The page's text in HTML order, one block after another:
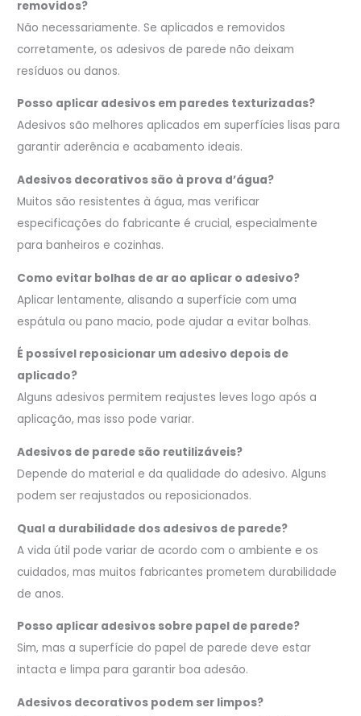
removidos?
Não necessariamente. Se aplicados e removidos
corretamente, os adesivos de parede não deixam
resíduos ou danos.
Posso aplicar adesivos em paredes texturizadas?
Adesivos são melhores aplicados em superfícies lisas para
garantir aderência e acabamento ideais.
Adesivos decorativos são à prova d’água?
Muitos são resistentes à água, mas verificar
especificações do fabricante é crucial, especialmente
para banheiros e cozinhas.
Como evitar bolhas de ar ao aplicar o adesivo?
Aplicar lentamente, alisando a superfície com uma
espátula ou pano macio, pode ajudar a evitar bolhas.
É possível reposicionar um adesivo depois de
aplicado?
Alguns adesivos permitem reajustes leves logo após a
aplicação, mas isso pode variar.
Adesivos de parede são reutilizáveis?
Depende do material e da qualidade do adesivo. Alguns
podem ser reajustados ou reposicionados.
Qual a durabilidade dos adesivos de parede?
A vida útil pode variar de acordo com o ambiente e os
cuidados, mas muitos fabricantes prometem durabilidade
de anos.
Posso aplicar adesivos sobre papel de parede?
Sim, mas a superfície do papel de parede deve estar
intacta e limpa para garantir boa adesão.
Adesivos decorativos podem ser limpos?